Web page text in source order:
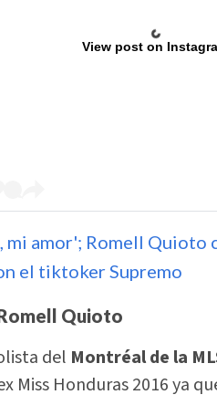
View post on
mi amor'; Romell Quioto
el tiktoker Supremo
Quioto
del Montréal de la
Miss Honduras 2016 ya